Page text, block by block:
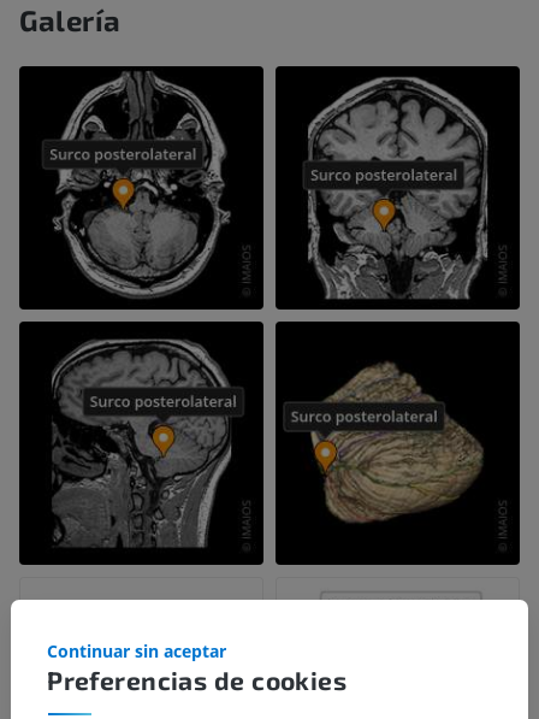
Galería
Preferencias de cookies
Continuar sin aceptar